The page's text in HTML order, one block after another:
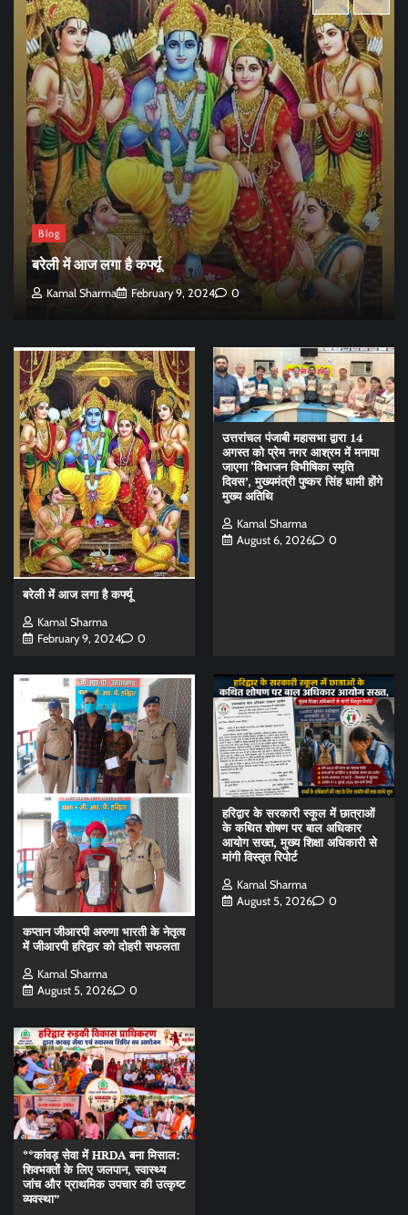
Blog
बरेली में आज लगा है कर्फ्यू
Kamal Sharma February 9, 2024 0
बरेली में आज लगा है कर्फ्यू
Kamal Sharma
February 9, 2024
0
उत्तरांचल पंजाबी महासभा द्वारा 14
अगस्त को प्रेम नगर आश्रम में मनाया
जाएगा ‘विभाजन विभीषिका स्मृति
दिवस’, मुख्यमंत्री पुष्कर सिंह धामी होंगे
मुख्य अतिथि
Kamal Sharma
August 6, 2026
0
कप्तान जीआरपी अरुणा भारती के नेतृत्व
में जीआरपी हरिद्वार को दोहरी सफलता
Kamal Sharma
August 5, 2026
0
हरिद्वार के सरकारी स्कूल में छात्राओं
के कथित शोषण पर बाल अधिकार
आयोग सख्त, मुख्य शिक्षा अधिकारी से
मांगी विस्तृत रिपोर्ट
Kamal Sharma
August 5, 2026
0
**कांवड़ सेवा में HRDA बना मिसाल:
शिवभक्तों के लिए जलपान, स्वास्थ्य
जांच और प्राथमिक उपचार की उत्कृष्ट
व्यवस्था”